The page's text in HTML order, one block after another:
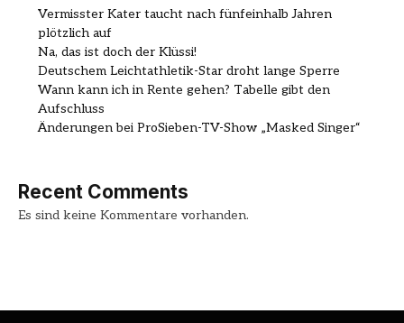
Vermisster Kater taucht nach fünfeinhalb Jahren
plötzlich auf
Na, das ist doch der Klüssi!
Deutschem Leichtathletik-Star droht lange Sperre
Wann kann ich in Rente gehen? Tabelle gibt den
Aufschluss
Änderungen bei ProSieben-TV-Show „Masked Singer“
Recent Comments
Es sind keine Kommentare vorhanden.